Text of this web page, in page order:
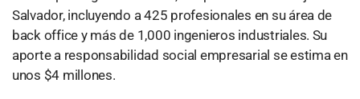
Salvador, incluyendo a 425 profesionales en su área de
back office y más de 1,000 ingenieros industriales. Su
aporte a responsabilidad social empresarial se estima en
unos $4 millones.